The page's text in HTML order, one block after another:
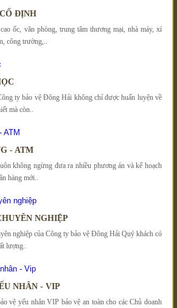
ĐỊNH
ốc, văn phòng, trung tâm thương mại, nhà máy, xí
công trường,..
ty bảo vệ Đông Hải không chỉ được huấn luyện về
mà còn..
- ATM
không ngừng đưa ra nhiều phương án và kế hoạch
hàng mới..
NGHIỆP
nghiệp của Công ty bảo vệ Đông Hải Quý khách có
lượng..
NHÂN - VIP
vệ yếu nhân VIP bảo vệ an toàn cho các Chủ doanh